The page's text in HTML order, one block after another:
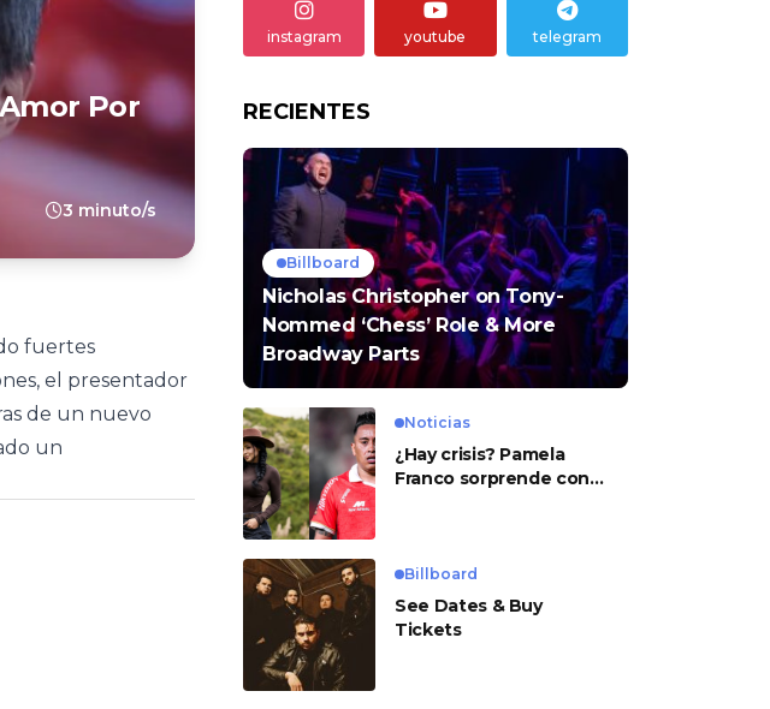
Por
3 minuto/s
fuertes
el presentador
de un nuevo
un
instagram youtube telegram
RECIENTES
Billboard
Nicholas Christopher on Tony-
Nommed ‘Chess’ Role & More
Broadway Parts
Noticias
¿Hay crisis? Pamela
Franco sorprende con
Billboard
See Dates & Buy
Tickets